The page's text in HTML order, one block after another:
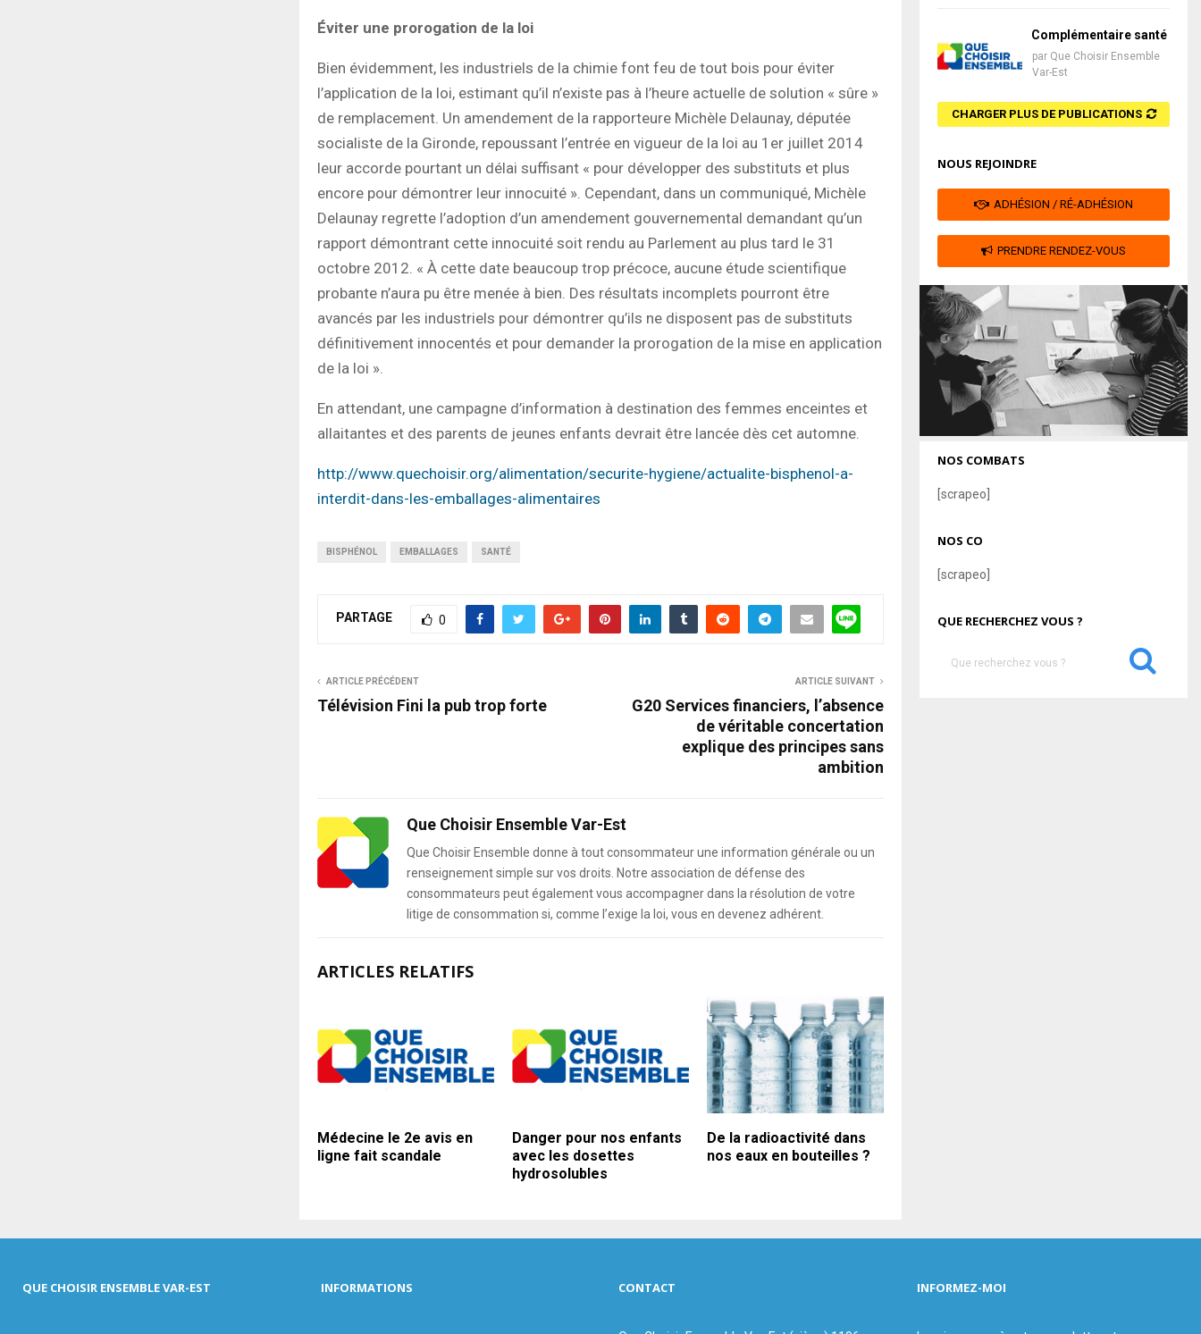
Éviter une prorogation de la loi
Bien évidemment, les industriels de la chimie font feu de tout bois pour éviter
l’application de la loi, estimant qu’il n’existe pas à l’heure actuelle de solution « sûre »
de remplacement. Un amendement de la rapporteure Michèle Delaunay, députée
socialiste de la Gironde, repoussant l’entrée en vigueur de la loi au 1er juillet 2014
leur accorde pourtant un délai suffisant « pour développer des substituts et plus
encore pour démontrer leur innocuité ». Cependant, dans un communiqué, Michèle
Delaunay regrette l’adoption d’un amendement gouvernemental demandant qu’un
rapport démontrant cette innocuité soit rendu au Parlement au plus tard le 31
octobre 2012. « À cette date beaucoup trop précoce, aucune étude scientifique
probante n’aura pu être menée à bien. Des résultats incomplets pourront être
avancés par les industriels pour démontrer qu’ils ne disposent pas de substituts
définitivement innocentés et pour demander la prorogation de la mise en application
de la loi ».
En attendant, une campagne d’information à destination des femmes enceintes et
allaitantes et des parents de jeunes enfants devrait être lancée dès cet automne.
http://www.quechoisir.org/alimentation/securite-hygiene/actualite-bisphenol-a-
interdit-dans-les-emballages-alimentaires
BISPHÉNOL EMBALLAGES SANTÉ
PARTAGE 0
ARTICLE PRÉCÉDENT
Télévision Fini la pub trop forte
ARTICLE SUIVANT
G20 Services financiers, l’absence
de véritable concertation
explique des principes sans
ambition
Que Choisir Ensemble Var-Est
Que Choisir Ensemble donne à tout consommateur une information générale ou un
renseignement simple sur vos droits. Notre association de défense des
consommateurs peut également vous accompagner dans la résolution de votre
litige de consommation si, comme l’exige la loi, vous en devenez adhérent.
ARTICLES RELATIFS
Médecine le 2e avis en
ligne fait scandale
Danger pour nos enfants
avec les dosettes
hydrosolubles
De la radioactivité dans
nos eaux en bouteilles ?
Complémentaire santé
par Que Choisir Ensemble
Var-Est
CHARGER PLUS DE PUBLICATIONS
NOUS REJOINDRE
ADHÉSION / RÉ-ADHÉSION
PRENDRE RENDEZ-VOUS
NOS COMBATS
[scrapeo]
NOS CO
[scrapeo]
QUE RECHERCHEZ VOUS ?
QUE CHOISIR ENSEMBLE VAR-EST INFORMATIONS CONTACT INFORMEZ-MOI